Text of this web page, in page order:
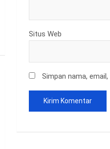
Situs Web
Simpan nama,